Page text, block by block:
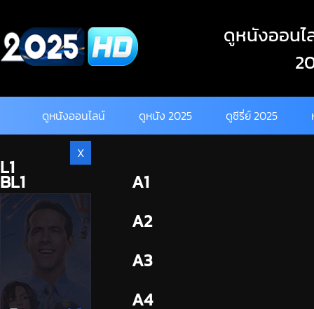
content
ดูหนังออนไ
ดูหนังออนไลน์ ดูหนัง 2025 ดูซีรี่ย์ 2025
BL1
A1
A2
A3
A4
X
L1